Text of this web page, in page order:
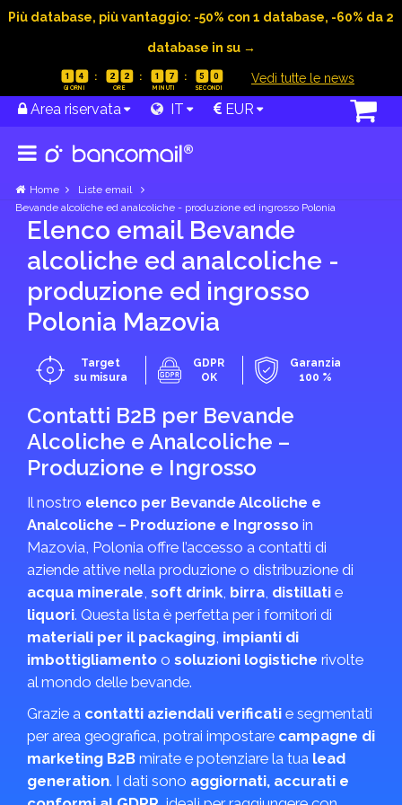
Più database, più vantaggio: -50% con 1 database, -60% da 2
database in su →
1 4 2 2 1 7 4 9 Vedi tutte le news
Area riservata IT EUR
Home
Liste email
Bevande alcoliche ed analcoliche - produzione ed ingrosso Polonia
Elenco email Bevande
alcoliche ed analcoliche -
produzione ed ingrosso
Polonia Mazovia
Target
su misura
GDPR
OK
Garanzia
100 %
Contatti B2B per Bevande
Alcoliche e Analcoliche –
Produzione e Ingrosso
Il nostro elenco per Bevande Alcoliche e
Analcoliche – Produzione e Ingrosso in
Mazovia, Polonia offre l’accesso a contatti di
aziende attive nella produzione o distribuzione di
acqua minerale, soft drink, birra, distillati e
liquori. Questa lista è perfetta per i fornitori di
materiali per il packaging, impianti di
imbottigliamento o soluzioni logistiche rivolte
al mondo delle bevande.
Grazie a contatti aziendali verificati e segmentati
per area geografica, potrai impostare campagne di
marketing B2B mirate e potenziare la tua lead
generation. I dati sono aggiornati, accurati e